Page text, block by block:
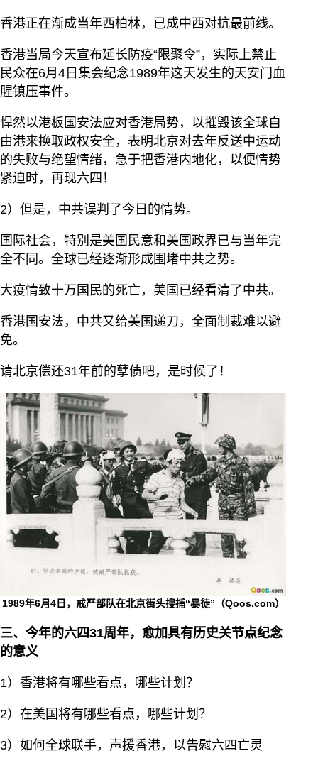
香港正在渐成当年西柏林，已成中西对抗最前线。
香港当局今天宣布延长防疫“限聚令”，实际上禁止
民众在6月4日集会纪念1989年这天发生的天安门血
腥镇压事件。
悍然以港板国安法应对香港局势，以摧毁该全球自
由港来换取政权安全，表明北京对去年反送中运动
的失败与绝望情绪，急于把香港内地化，以便情势
紧迫时，再现六四！
2）但是，中共误判了今日的情势。
国际社会，特别是美国民意和美国政界已与当年完
全不同。全球已经逐渐形成围堵中共之势。
大疫情致十万国民的死亡，美国已经看清了中共。
香港国安法，中共又给美国递刀，全面制裁难以避
免。
请北京偿还31年前的孽债吧，是时候了！
1989年6月4日，戒严部队在北京街头搜捕“暴徒”（Qoos.com）
三、今年的六四31周年，愈加具有历史关节点纪念
的意义
1）香港将有哪些看点，哪些计划？
2）在美国将有哪些看点，哪些计划？
3）如何全球联手，声援香港，以告慰六四亡灵